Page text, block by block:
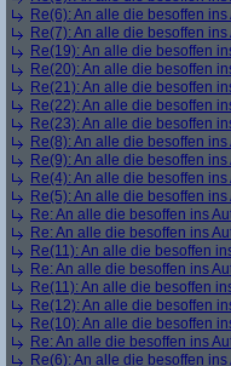
Re(6): An alle die besoffen ins
Re(7): An alle die besoffen ins
Re(19): An alle die besoffen
Re(20): An alle die besoffen
Re(21): An alle die besoffen
Re(22): An alle die besoffen
Re(23): An alle die besoffen
Re(8): An alle die besoffen ins
Re(9): An alle die besoffen ins
Re(4): An alle die besoffen ins
Re(5): An alle die besoffen ins
Re: An alle die besoffen ins
Re: An alle die besoffen ins
Re(11): An alle die besoffen
Re: An alle die besoffen ins
Re(11): An alle die besoffen
Re(12): An alle die besoffen
Re(10): An alle die besoffen
Re: An alle die besoffen ins
Re(6): An alle die besoffen ins